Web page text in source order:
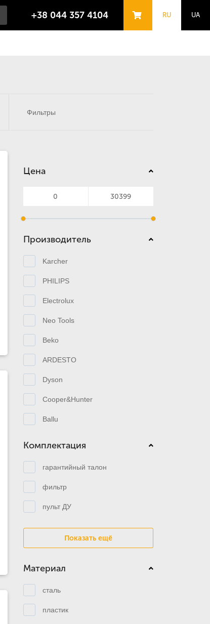
+38 044 357 4104 RU UA
Цена
Производитель
Karcher
PHILIPS
Electrolux
Neo Tools
Beko
ARDESTO
Dyson
Cooper&Hunter
Ballu
Комплектация
гарантийный талон
фильтр
пульт ДУ
Показать ещё
Материал
сталь
пластик
Фильтры